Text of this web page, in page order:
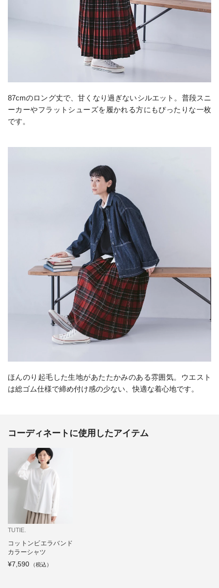
87cmのロング丈で、甘くなり過ぎないシルエット。普段スニ
ーカーやフラットシューズを履かれる方にもぴったりな一枚
です。
ほんのり起毛した生地があたたかみのある雰囲気。ウエスト
は総ゴム仕様で締め付け感の少ない、快適な着心地です。
コーディネートに使用したアイテム
TUTIE.
コットンビエラバンド
カラーシャツ
¥7,590